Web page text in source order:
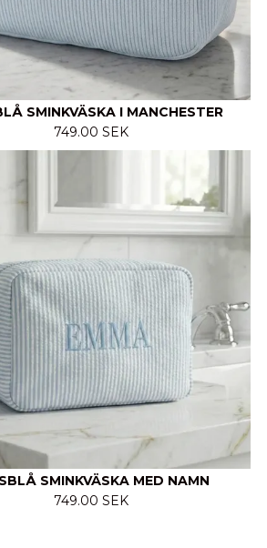
SMINKVÄSKA I MANCHESTER
749.00 SEK
SMINKVÄSKA MED NAMN
749.00 SEK